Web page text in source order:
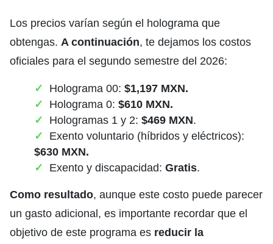
Los precios varían según el holograma que
obtengas. A continuación, te dejamos los costos
oficiales para el segundo semestre del 2026:
Holograma 00: $1,197 MXN.
Holograma 0: $610 MXN.
Hologramas 1 y 2: $469 MXN.
Exento voluntario (híbridos y eléctricos):
$630 MXN.
Exento y discapacidad: Gratis.
Como resultado, aunque este costo puede parecer
un gasto adicional, es importante recordar que el
objetivo de este programa es reducir la